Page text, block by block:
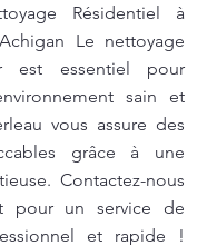
Résidentiel à
Le nettoyage
est essentiel pour
sain et
vous assure des
grâce à une
Contactez-nous
pour un service de
et rapide !